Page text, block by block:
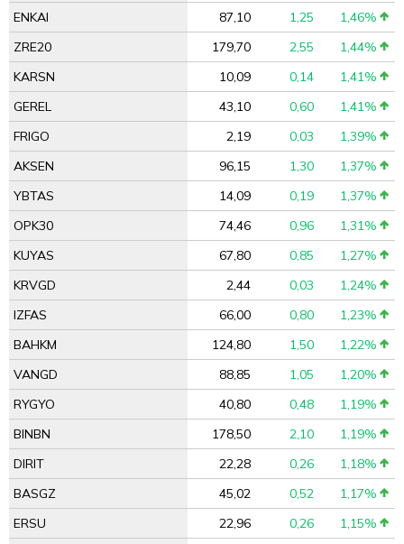
ENKAI 87,10 1,25
1,46%
ZRE20
179,70 2,55
1,44%
KARSN
10,09 0,14
1,41%
GEREL
43,10 0,60
1,41%
FRIGO
2,19 0,03
1,39%
AKSEN
96,15 1,30
1,37%
YBTAS
14,09 0,19
1,37%
OPK30
74,46 0,96
1,31%
KUYAS
67,80 0,85
1,27%
KRVGD
2,44 0,03
1,24%
IZFAS
66,00 0,80
1,23%
BAHKM
124,80 1,50
1,22%
VANGD
88,85 1,05
1,20%
RYGYO
40,80 0,48
1,19%
BINBN
178,50 2,10
1,19%
DIRIT
22,28 0,26
1,18%
BASGZ
45,02 0,52
1,17%
ERSU
22,96 0,26
1,15%